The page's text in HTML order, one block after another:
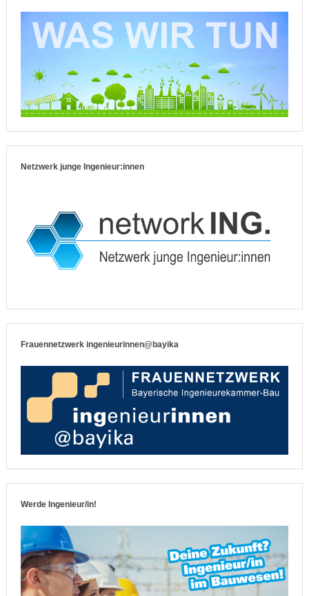
Netzwerk junge Ingenieur:innen
Frauennetzwerk ingenieurinnen@bayika
Werde Ingenieur/in!